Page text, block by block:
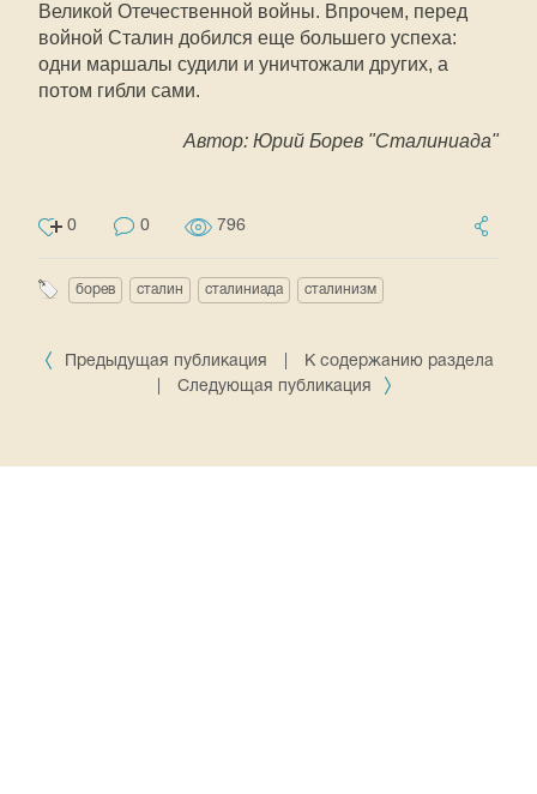
Великой Отечественной войны. Впрочем, перед
войной Сталин добился еще большего успеха:
одни маршалы судили и уничтожали других, а
потом гибли сами.
Автор: Юрий Борев "Сталиниада"
0 0 796
борев сталин сталиниада сталинизм
Предыдущая публикация
К содержанию раздела
Следующая публикация